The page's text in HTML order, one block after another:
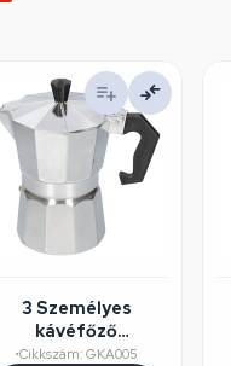
3 Személyes
kávéfőző
alumínium dobozos
•Cikkszám: GKA005